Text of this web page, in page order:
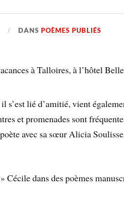
DANSPOÈMES PUBLIÉS
à Talloires, à l’hôtel
s’est lié d’amitié, vient
et promenades sont
avec sa sœur Alicia
dans des poèmes